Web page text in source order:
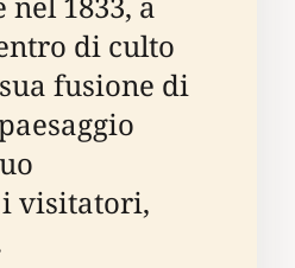
di culto
fusione di
visitatori,